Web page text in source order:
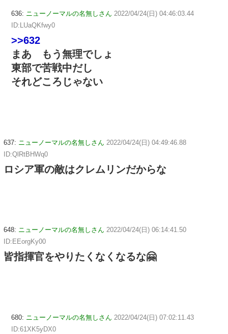
636: ニューノーマルの名無しさん 2022/04/24(日) 04:46:03.44
ID:LUaQKfwy0
>>632
まあ もう無理でしょ
東部で苦戦中だし
それどころじゃない
637: ニューノーマルの名無しさん 2022/04/24(日) 04:49:46.88
ID:QlRtBHWq0
ロシア軍の敵はクレムリンだからな
648: ニューノーマルの名無しさん 2022/04/24(日) 06:14:41.50
ID:EEorgKy00
皆指揮官をやりたくなくなるな🤗
680: ニューノーマルの名無しさん 2022/04/24(日) 07:02:11.43
ID:61XK5yDX0